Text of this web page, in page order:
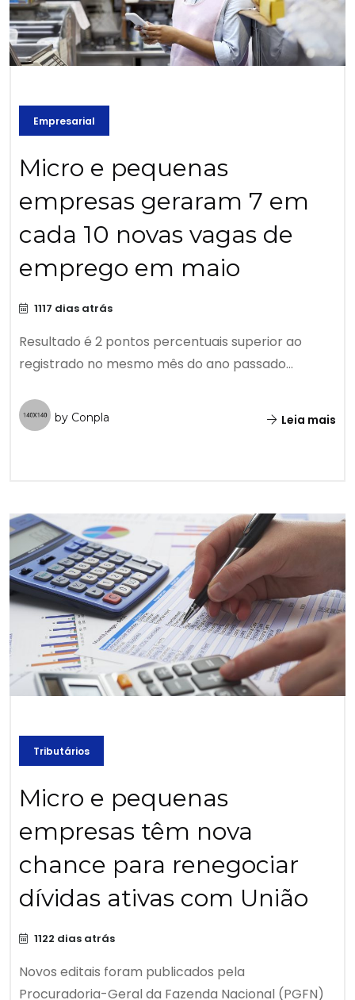
Empresarial
Micro e pequenas
empresas geraram 7 em
cada 10 novas vagas de
emprego em maio
1117 dias atrás
Resultado é 2 pontos percentuais superior ao
registrado no mesmo mês do ano passado...
by Conpla Leia mais
Tributários
Micro e pequenas
empresas têm nova
chance para renegociar
dívidas ativas com União
1122 dias atrás
Novos editais foram publicados pela
Procuradoria-Geral da Fazenda Nacional (PGFN)